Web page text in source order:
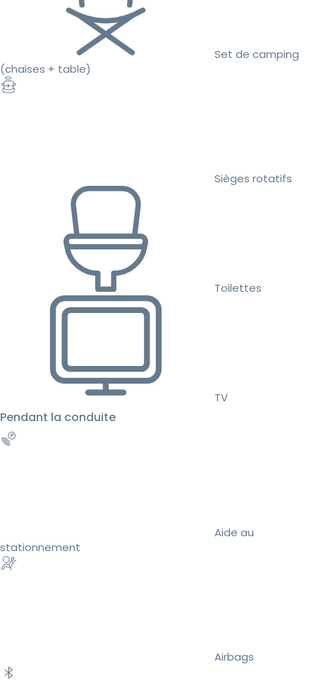
Set de camping
(chaises + table)
Sièges rotatifs
Toilettes
TV
Pendant la conduite
Aide au
stationnement
Airbags